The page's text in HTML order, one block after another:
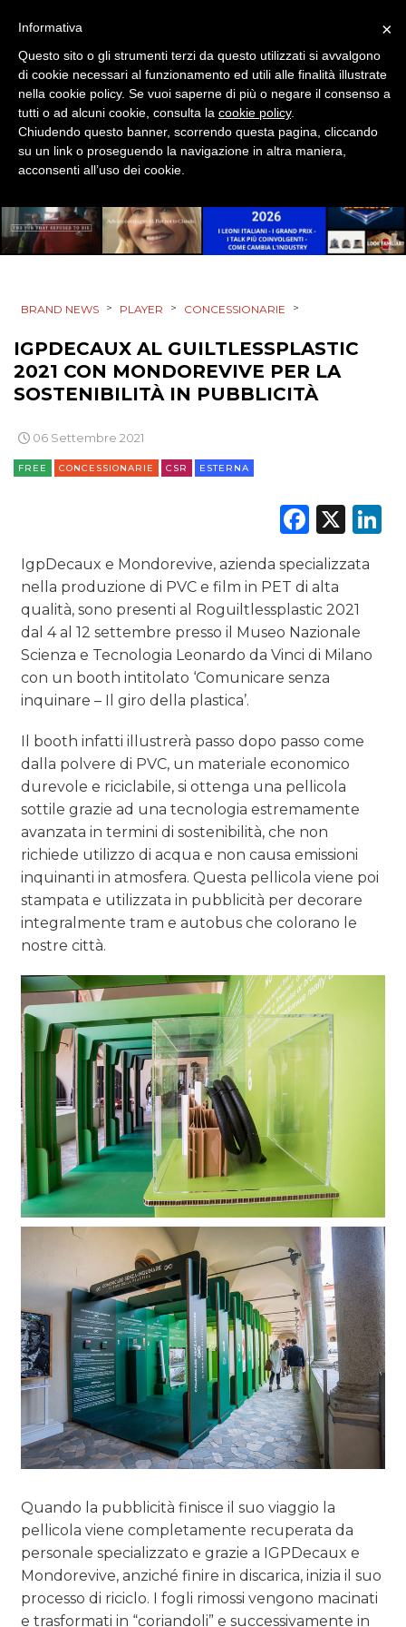
RICERCHE
PREVISIONI/SCENARI
NORMATIVE
TREND
CASE HISTORY
BRAND NEWS > PLAYER > CONCESSIONARIE >
IGPDECAUX AL GUILTLESSPLASTIC
2021 CON MONDOREVIVE PER LA
SOSTENIBILITÀ IN PUBBLICITÀ
06 Settembre 2021
FREE CONCESSIONARIE CSR ESTERNA
X
IgpDecaux e Mondorevive, azienda specializzata
nella produzione di PVC e film in PET di alta
qualità, sono presenti al Roguiltlessplastic 2021
dal 4 al 12 settembre presso il Museo Nazionale
Scienza e Tecnologia Leonardo da Vinci di Milano
con un booth intitolato ‘Comunicare senza
inquinare – Il giro della plastica’.
Il booth infatti illustrerà passo dopo passo come
dalla polvere di PVC, un materiale economico
durevole e riciclabile, si ottenga una pellicola
sottile grazie ad una tecnologia estremamente
avanzata in termini di sostenibilità, che non
richiede utilizzo di acqua e non causa emissioni
inquinanti in atmosfera. Questa pellicola viene poi
stampata e utilizzata in pubblicità per decorare
integralmente tram e autobus che colorano le
nostre città.
Quando la pubblicità finisce il suo viaggio la
pellicola viene completamente recuperata da
personale specializzato e grazie a IGPDecaux e
Mondorevive, anziché finire in discarica, inizia il suo
processo di riciclo. I fogli rimossi vengono macinati
e trasformati in “coriandoli” e successivamente in
×
Informativa
Questo sito o gli strumenti terzi da questo utilizzati si avvalgono
di cookie necessari al funzionamento ed utili alle finalità illustrate
nella cookie policy. Se vuoi saperne di più o negare il consenso a
tutti o ad alcuni cookie, consulta la cookie policy.
Chiudendo questo banner, scorrendo questa pagina, cliccando
su un link o proseguendo la navigazione in altra maniera,
acconsenti all’uso dei cookie.